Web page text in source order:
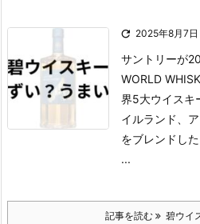
 2025年8月7日
サントリーが
WORLD
界5大ウイスキ
イルランド、
をブレンドし
...
記事を読む 碧ウイ